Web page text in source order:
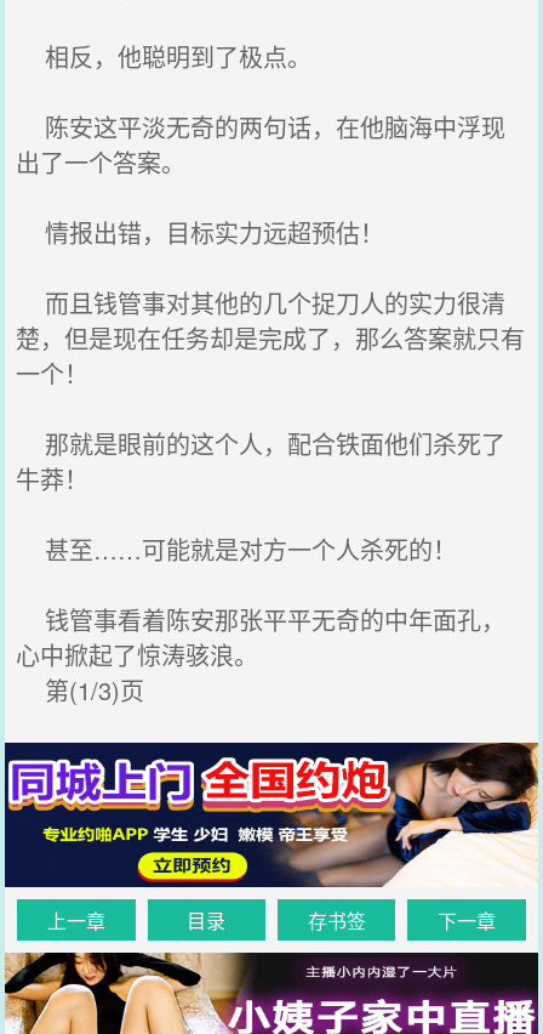
相反，他聪明到了极点。
陈安这平淡无奇的两句话，在他脑海中浮现
出了一个答案。
情报出错，目标实力远超预估！
而且钱管事对其他的几个捉刀人的实力很清
楚，但是现在任务却是完成了，那么答案就只有
一个！
那就是眼前的这个人，配合铁面他们杀死了
牛莽！
甚至……可能就是对方一个人杀死的！
钱管事看着陈安那张平平无奇的中年面孔，
心中掀起了惊涛骇浪。
第(1/3)页
上一章 目录 存书签 下一章